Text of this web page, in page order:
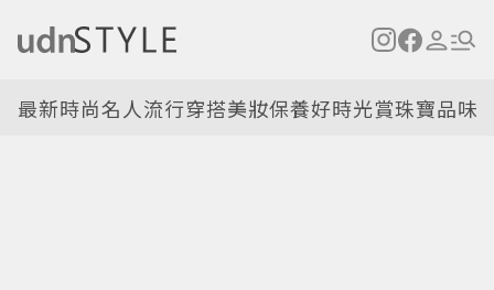
最新時尚名人流行穿搭美妝保養好時光賞珠寶品味